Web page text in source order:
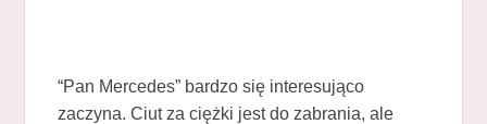
“Pan Mercedes” bardzo się interesująco
zaczyna. Ciut za ciężki jest do zabrania, ale